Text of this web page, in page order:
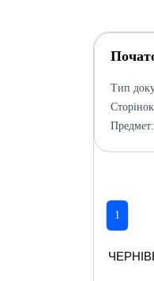
Тип
Предмет:
1